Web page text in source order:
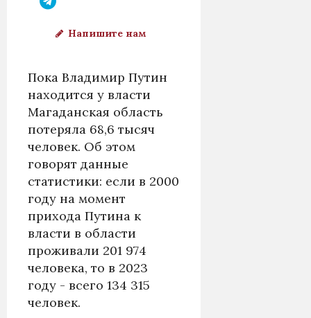
Напишите нам
Пока Владимир Путин
находится у власти
Магаданская область
потеряла 68,6 тысяч
человек. Об этом
говорят данные
статистики: если в 2000
году на момент
прихода Путина к
власти в области
проживали 201 974
человека, то в 2023
году - всего 134 315
человек.